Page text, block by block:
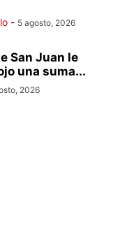
- 5 agosto, 2026
San Juan le
una suma...
2026